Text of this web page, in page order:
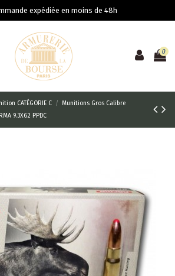
expédiée en moins de 48h
0
CATÉGORIE C
Munitions Gros Calibre
9.3X62 PPDC